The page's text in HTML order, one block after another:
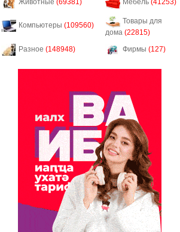
Животные (69381) Мебель (41253)
Компьютеры (109560)
Товары для
дома (22815)
Разное (148948) Фирмы (127)